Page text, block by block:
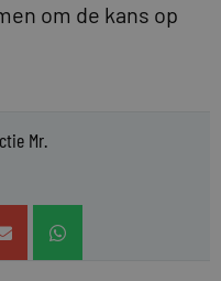
om de kans op
Mr.